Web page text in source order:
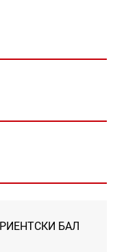
БАЛ